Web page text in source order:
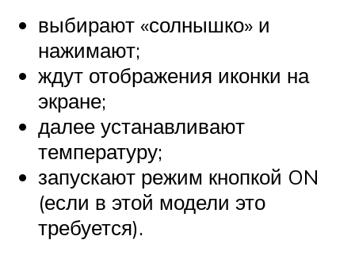
выбирают «солнышко» и
нажимают;
ждут отображения иконки на
экране;
далее устанавливают
температуру;
запускают режим кнопкой ON
(если в этой модели это
требуется).